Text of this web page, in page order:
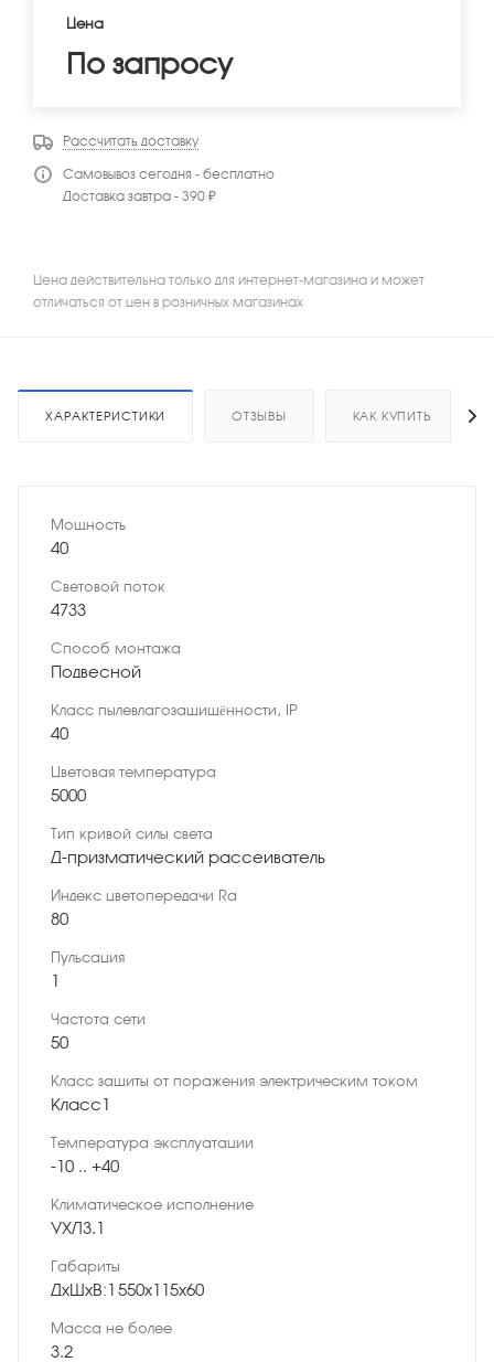
Цена
По запросу
Рассчитать доставку
Самовывоз сегодня - бесплатно
Доставка завтра - 390 ₽
Цена действительна только для интернет-магазина и может
отличаться от цен в розничных магазинах
ХАРАКТЕРИСТИКИ ОТЗЫВЫ КАК КУПИТЬ
Мощность
40
Световой поток
4733
Способ монтажа
Подвесной
Класс пылевлагозащищённости, IP
40
Цветовая температура
5000
Тип кривой силы света
Д-призматический рассеиватель
Индекс цветопередачи Ra
80
Пульсация
1
Частота сети
50
Класс защиты от поражения электрическим током
Класс1
Температура эксплуатации
-10 .. +40
Климатическое исполнение
УХЛ3.1
Габариты
ДхШхВ:1 550х115х60
Масса не более
3.2